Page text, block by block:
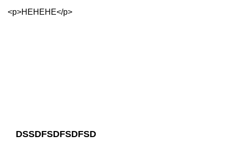
<p>HEHEHE</p>
DSSDFSDFSDFSD